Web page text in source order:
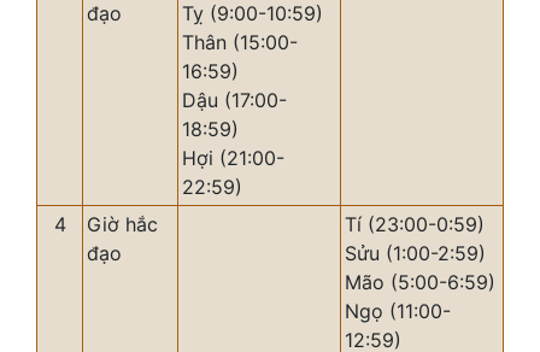
đạo
Tỵ (9:00-10:59)
Thân (15:00-
16:59)
Dậu (17:00-
18:59)
Hợi (21:00-
22:59)
4
Giờ hắc
đạo
Tí (23:00-0:59)
Sửu (1:00-2:59)
Mão (5:00-6:59)
Ngọ (11:00-
12:59)